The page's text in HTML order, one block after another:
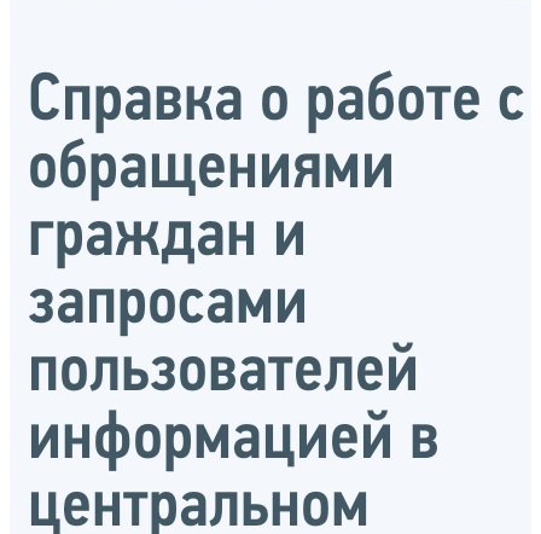
Справка о работе с
обращениями
граждан и
запросами
пользователей
информацией в
центральном